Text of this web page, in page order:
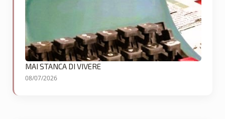
MAI STANCA DI VIVERE
08/07/2026